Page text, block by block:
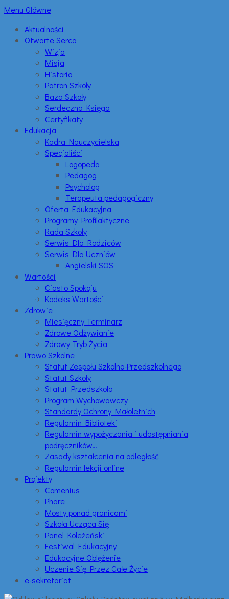
Menu Główne
Aktualności
Otwarte Serca
Wizja
Misja
Historia
Patron Szkoły
Baza Szkoły
Serdeczna Księga
Certyfikaty
Edukacja
Kadra Nauczycielska
Specjaliści
Logopeda
Pedagog
Psycholog
Terapeuta pedagogiczny
Oferta Edukacyjna
Programy Profilaktyczne
Rada Szkoły
Serwis Dla Rodziców
Serwis Dla Uczniów
Angielski SOS
Wartości
Ciasto Spokoju
Kodeks Wartości
Zdrowie
Miesięczny Terminarz
Zdrowe Odżywianie
Zdrowy Tryb Życia
Prawo Szkolne
Statut Zespołu Szkolno-Przedszkolnego
Statut Szkoły
Statut Przedszkola
Program Wychowawczy
Standardy Ochrony Małoletnich
Regulamin Biblioteki
Regulamin wypożyczania i udostępniania
podręczników…
Zasady kształcenia na odległość
Regulamin lekcji online
Projekty
Comenius
Phare
Mosty ponad granicami
Szkoła Ucząca Się
Panel Koleżeński
Festiwal Edukacyjny
Edukacyjne Oblężenie
Uczenie Się Przez Całe Życie
e-sekretariat